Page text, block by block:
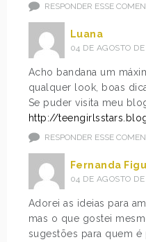
RESPONDER ESSE
Luana
04 DE AGOSTO
Acho bandana um
qualquer look, boas
Se puder visita meu
http://
RESPONDER ESSE
Fernanda
04 DE AGOSTO
Adorei as ideias para
mas o que gostei
sugestões para quem é